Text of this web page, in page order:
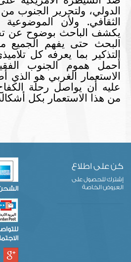
الدولي، ولتحرير الجنوب من
الثقافي. ولأن
يكشف الباحث بوضوح عن
البحث حتى يفهم الجميع
التذكير بما يعرفه كل
أحمل هموم الجنوب
الاستعمار الغربي هو الذي
عليه أن يواصل رحلة
من هذا الاستعمار بكل
كن على اطلاع
إشترك للحصول على
العروض الخاصة
الشحن